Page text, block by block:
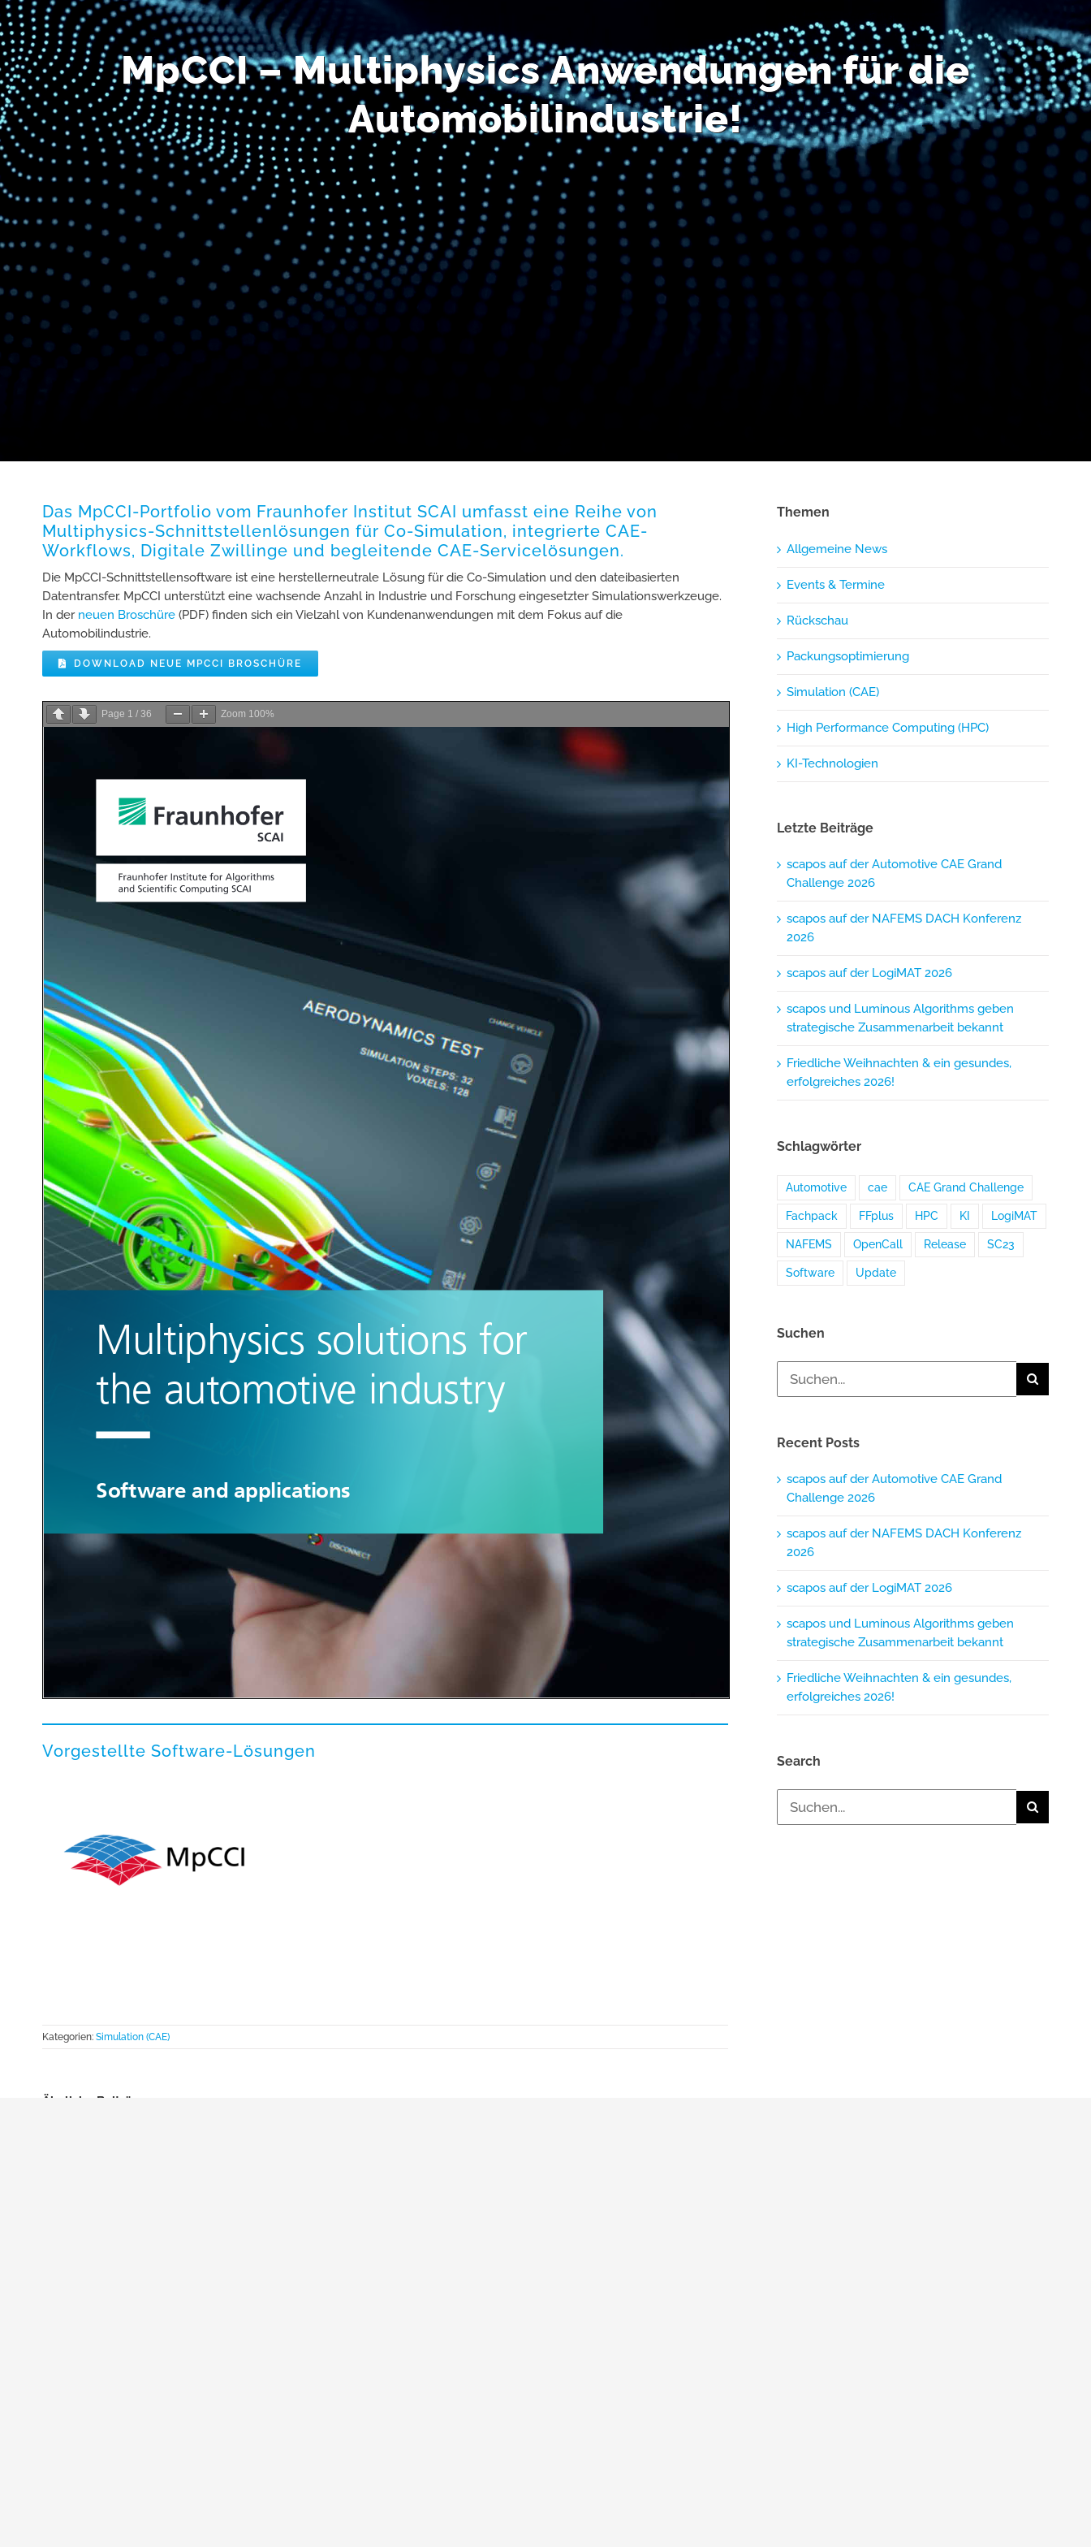
MpCCI – Multiphysics Anwendungen für die
Automobilindustrie!
Das MpCCI-Portfolio vom Fraunhofer Institut SCAI umfasst eine Reihe von
Multiphysics-Schnittstellenlösungen für Co-Simulation, integrierte CAE-
Workflows, Digitale Zwillinge und begleitende CAE-Servicelösungen.
Die MpCCI-Schnittstellensoftware ist eine herstellerneutrale Lösung für die Co-Simulation und den dateibasierten
Datentransfer. MpCCI unterstützt eine wachsende Anzahl in Industrie und Forschung eingesetzter Simulationswerkzeuge.
In der neuen Broschüre(PDF) finden sich ein Vielzahl von Kundenanwendungen mit dem Fokus auf die
Automobilindustrie.
DOWNLOAD NEUE MPCCI BROSCHÜRE
Page 1 / 36 Zoom 100%
Vorgestellte Software-Lösungen
Kategorien: Simulation (CAE)
Ähnliche Beiträge
Themen
Allgemeine News
Events & Termine
Rückschau
Packungsoptimierung
Simulation (CAE)
High Performance Computing (HPC)
KI-Technologien
Letzte Beiträge
scapos auf der Automotive CAE Grand
Challenge 2026
scapos auf der NAFEMS DACH Konferenz
2026
scapos auf der LogiMAT 2026
scapos und Luminous Algorithms geben
strategische Zusammenarbeit bekannt
Friedliche Weihnachten & ein gesundes,
erfolgreiches 2026!
Schlagwörter
Automotive cae CAE Grand Challenge
Fachpack FFplus HPC KI LogiMAT
NAFEMS OpenCall Release SC23
Software Update
Suchen
nach:
Recent Posts
scapos auf der Automotive CAE Grand
Challenge 2026
scapos auf der NAFEMS DACH Konferenz
2026
scapos auf der LogiMAT 2026
scapos und Luminous Algorithms geben
strategische Zusammenarbeit bekannt
Friedliche Weihnachten & ein gesundes,
erfolgreiches 2026!
Search
nach: